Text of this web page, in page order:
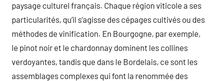
paysage culturel français. Chaque région viticole a ses
particularités, qu’il s’agisse des cépages cultivés ou des
méthodes de vinification. En Bourgogne, par exemple,
le pinot noir et le chardonnay dominent les collines
verdoyantes, tandis que dans le Bordelais, ce sont les
assemblages complexes qui font la renommée des